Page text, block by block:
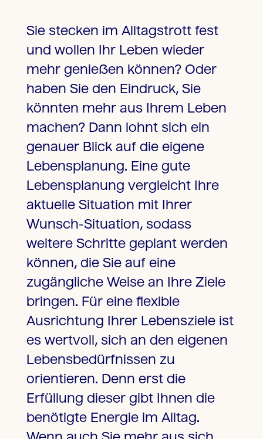
Sie stecken im Alltagstrott fest
und wollen Ihr Leben wieder
mehr genießen können? Oder
haben Sie den Eindruck, Sie
könnten mehr aus Ihrem Leben
machen? Dann lohnt sich ein
genauer Blick auf die eigene
Lebensplanung. Eine gute
Lebensplanung vergleicht Ihre
aktuelle Situation mit Ihrer
Wunsch-Situation, sodass
weitere Schritte geplant werden
können, die Sie auf eine
zugängliche Weise an Ihre Ziele
bringen. Für eine flexible
Ausrichtung Ihrer Lebensziele ist
es wertvoll, sich an den eigenen
Lebensbedürfnissen zu
orientieren. Denn erst die
Erfüllung dieser gibt Ihnen die
benötigte Energie im Alltag.